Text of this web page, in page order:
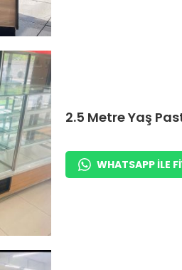
2.5 Metre Yaş
WHATSAPP ILE